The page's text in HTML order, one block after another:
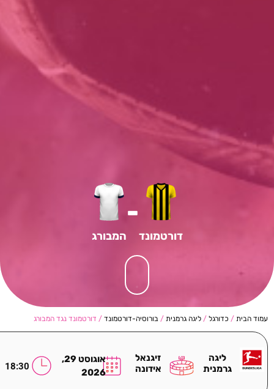
דורטמונד
-
המבורג
עמוד הבית / כדורגל / ליגה גרמנית / בורוסיה-דורטמונד / דורטמונד נגד המבורג
ליגה
גרמנית
זיגנאל
אידונה
אוגוסט 29,
2026
18:30